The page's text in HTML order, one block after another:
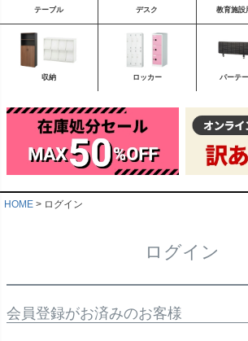
テーブル デスク 教育施設
収納 ロッカー パーテ
HOME ログイン
ログイン
会員登録がお済みのお客様